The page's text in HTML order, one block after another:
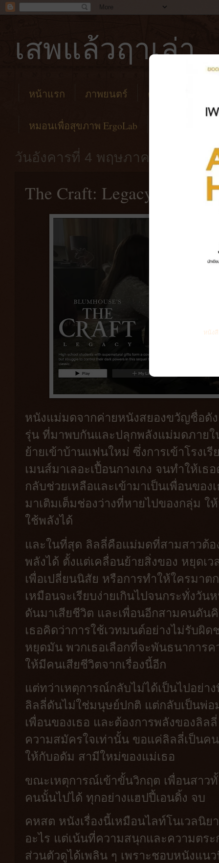
เสพแล้วฤาเล่า
หน้าแรก ภาพยนตร์ คาเฟ่
หมอนเพื่อสุขภาพ ErgoLab
วันอังคารที่ 4 พฤษภาคม พ.ศ.
The Craft: Legacy
หนังแม่มดจากค่ายหนังสยองขวัญชื่อดัง
รุ่น ที่มาพบกันและปลุกพลังแม่มดภายใ
ย้ายเข้าบ้านแฟนใหม่ ซึ่งการเข้าโรงเ
เมนส์มาเลอะเปื้อนกางเกง จนทำให้เ
กลับช่วยเหลือและเข้ามาเป็นเพื่อนของ
มาเติมเต็มช่องว่างที่หายไปของกลุ่ม
ใช้พลังได้
และในที่สุด ลิลลี่คือแม่มดที่สามสาวต้อ
พลังได้ ตั้งแต่เคลื่อนย้ายสิ่งของ หยุดเ
เพื่อเปลี่ยนนิสัย หรือการทำให้ใครมา
เหมือนจะเรียบง่ายเกินไปจนกระทั่งวั
ดันมาเสียชีวิต และเพื่อนอีกสามคนดัน
เธอคิดว่าการใช้เวทมนต์อย่างไม่รับผิ
หยุดมัน พวกเธอเลือกที่จะพันธนาการค
ให้มีคนเสียชีวิตจากเรื่องนี้อีก
แต่ทว่าเหตุการณ์กลับไม่ได้เป็นไปอย่
ลิลลี่ดันไม่ใช่มนุษย์ปกติ แต่กลับเป็นพ่อ
เพื่อนของเธอ และต้องการพลังของลิ
ความสมัครใจเท่านั้น ขอแค่ลิลลี่เป็นค
ให้กับอดัม สามีใหม่ของแม่เธอ
ขณะเหตุการณ์เข้าขั้นวิกฤต เพื่อนสาว
คนนั้นไปได้ ทุกอย่างแฮปปี้เอนดิ้ง จบ
คหสต หนังเรื่องนี้เหมือนไลท์โนเวลนิ
อะไร แต่เน้นที่ความสนุกและความตร
ส่วนตัวดูได้เพลิน ๆ เพราะชอบหนังแ
หนัง